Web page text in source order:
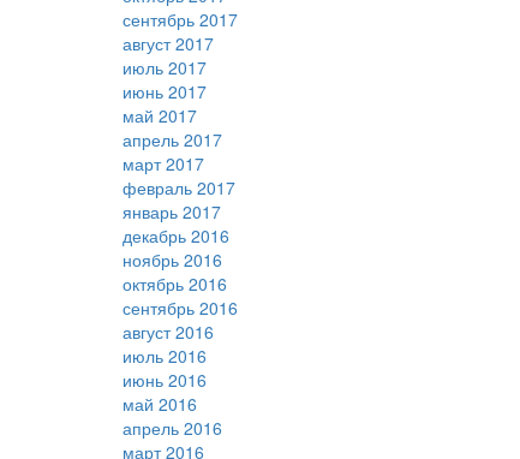
сентябрь 2017
август 2017
июль 2017
июнь 2017
май 2017
апрель 2017
март 2017
февраль 2017
январь 2017
декабрь 2016
ноябрь 2016
октябрь 2016
сентябрь 2016
август 2016
июль 2016
июнь 2016
май 2016
апрель 2016
март 2016